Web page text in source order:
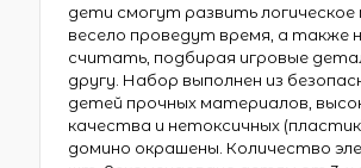
дети смогут развить логическое
весело проведут время, а также
считать, подбирая игровые
другу. Набор выполнен из
детей прочных материалов,
качества и нетоксичных
домино окрашены. Количество